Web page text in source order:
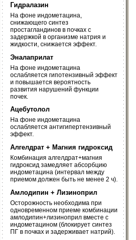
Гидралазин
На фоне индометацина,
снижающего синтез
простагландинов в почках с
задержкой в организме натрия и
жидкости, снижается эффект.
Эналаприлат
На фоне индометацина
ослабляется гипотензивный эффект
и повышается вероятность
развития нарушений функции
почек.
Ацебутолол
На фоне индометацина
ослабляется антигипертензивный
эффект.
Алгелдрат + Магния гидроксид
Комбинация алгелдрат+магния
гидроксид замедляет абсорбцию
индометацина (интервал между
приемом должен быть не менее 2 ч).
Амлодипин + Лизиноприл
Осторожность необходима при
одновременном приеме комбинации
амлодипин+лизиноприл вместе с
индометацином (блокирует синтез
ПГ в почках и задерживает натрий).